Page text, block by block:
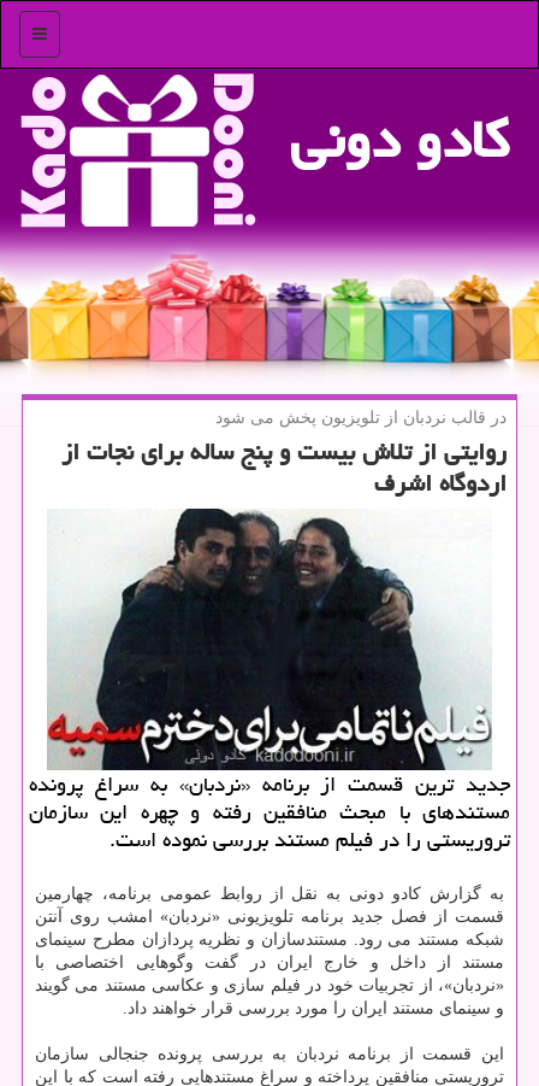
منو
كادو دونی
در قالب نردبان از تلویزیون پخش می شود
روایتی از تلاش بیست و پنج ساله برای نجات از
اردوگاه اشرف
جدید ترین قسمت از برنامه «نردبان» به سراغ پرونده
مستندهای با مبحث منافقین رفته و چهره این سازمان
تروریستی را در فیلم مستند بررسی نموده است.
به گزارش کادو دونی به نقل از روابط عمومی برنامه، چهارمین
قسمت از فصل جدید برنامه تلویزیونی «نردبان» امشب روی آنتن
شبکه مستند می رود. مستندسازان و نظریه پردازان مطرح سینمای
مستند از داخل و خارج ایران در گفت وگوهایی اختصاصی با
«نردبان»، از تجربیات خود در فیلم سازی و عکاسی مستند می گویند
و سینمای مستند ایران را مورد بررسی قرار خواهند داد.
این قسمت از برنامه نردبان به بررسی پرونده جنجالی سازمان
تروریستی منافقین پرداخته و سراغ مستندهایی رفته است که با این